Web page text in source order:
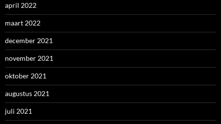
april 2022
maart 2022
december 2021
november 2021
oktober 2021
augustus 2021
juli 2021